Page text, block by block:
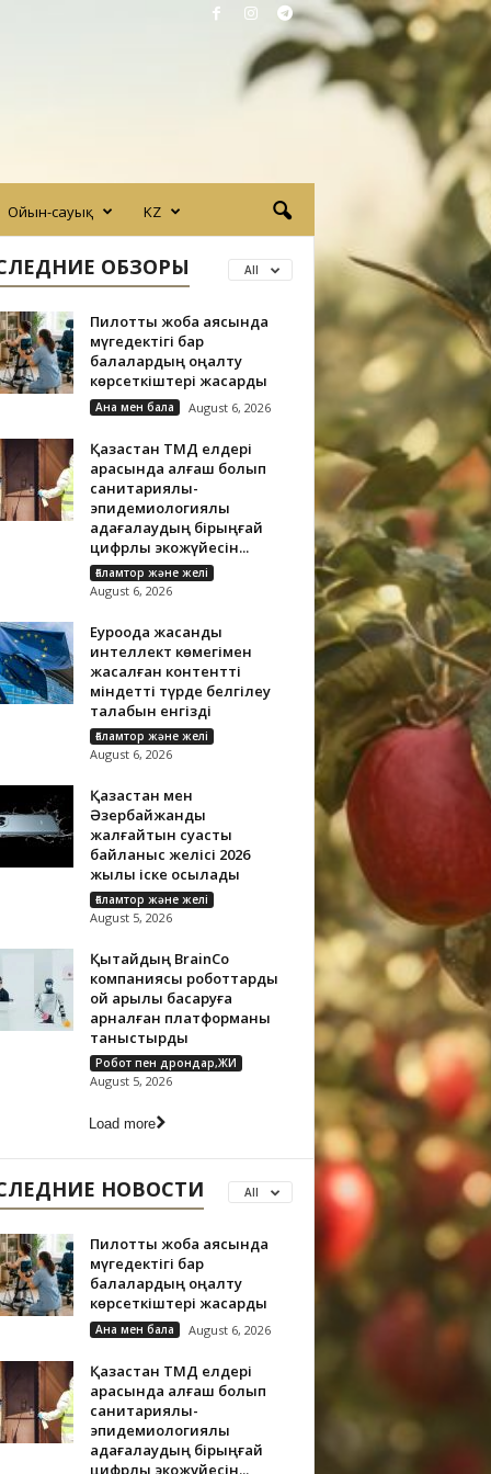
Ойын-сауық KZ
ОБЗОРЫ All
Пилоттық жоба аясында
мүгедектігі бар
балалардың оңалту
көрсеткіштері жақсарды
Ана мен бала August 6, 2026
Қазақстан ТМД елдері
арасында алғаш болып
санитариялық-
эпидемиологиялық
қадағалаудың бірыңғай
цифрлық экожүйесін...
Ғаламтор және желі
August 6, 2026
Еуроодақ жасанды
интеллект көмегімен
жасалған контентті
міндетті түрде белгілеу
талабын енгізді
Ғаламтор және желі
August 6, 2026
Қазақстан мен
Әзербайжанды
жалғайтын суасты
байланыс желісі 2026
жылы іске қосылады
Ғаламтор және желі
August 5, 2026
Қытайдың BrainCo
компаниясы роботтарды
ой арқылы басқаруға
арналған платформаны
таныстырды
Робот пен дрондар,ЖИ
August 5, 2026
Load more
НОВОСТИ All
Пилоттық жоба аясында
мүгедектігі бар
балалардың оңалту
көрсеткіштері жақсарды
Ана мен бала August 6, 2026
Қазақстан ТМД елдері
арасында алғаш болып
санитариялық-
эпидемиологиялық
қадағалаудың бірыңғай
цифрлық экожүйесін...